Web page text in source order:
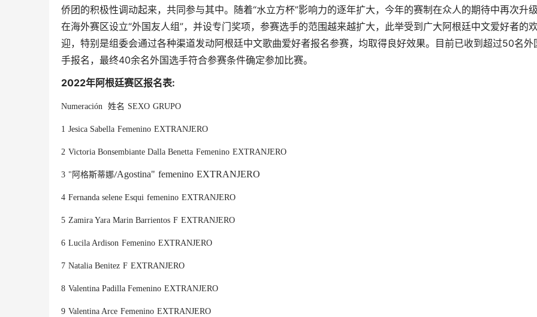
侨团的积极性调动起来，共同参与其中。随着“水立方杯”影响力的逐年扩大，今年的赛制在众人的期待中再次升
在海外赛区设立“外国友人组”，并设专门奖项，参赛选手的范围越来越扩大，此举受到广大阿根廷中文爱好者的
迎，特别是组委会通过各种渠道发动阿根廷中文歌曲爱好者报名参赛，均取得良好效果。目前已收到超过50名外
手报名，最终40余名外国选手符合参赛条件确定参加比赛。
2022年阿根廷赛区报名表:
Numeración 姓名 SEXO GRUPO
1 Jesica Sabella Femenino EXTRANJERO
2 Victoria Bonsembiante Dalla Benetta Femenino EXTRANJERO
3 " 阿格斯蒂娜/Agostina" femenino EXTRANJERO
4 Fernanda selene Esqui femenino EXTRANJERO
5 Zamira Yara Marin Barrientos F EXTRANJERO
6 Lucila Ardison Femenino EXTRANJERO
7 Natalia Benitez F EXTRANJERO
8 Valentina Padilla Femenino EXTRANJERO
9 Valentina Arce Femenino EXTRANJERO